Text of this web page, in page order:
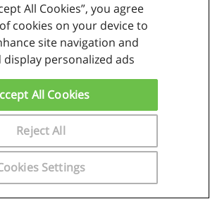
Reglas de uso
Privacidad de datos
Contactar con Educaedu
Business S.L. - CIF : B-95610580: -
www.educaedu.com.pe
All Cookies”, you agree
cookies on your device to
site navigation and
personalized ads
Settings
Reject All
All Cookies